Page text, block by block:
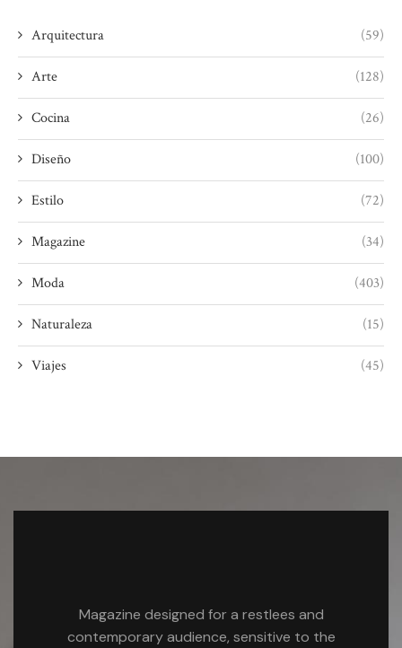
Arquitectura (59)
Arte (128)
Cocina (26)
Diseño (100)
Estilo (72)
Magazine (34)
Moda (403)
Naturaleza (15)
Viajes (45)
Magazine designed for a restlees and
contemporary audience, sensitive to the